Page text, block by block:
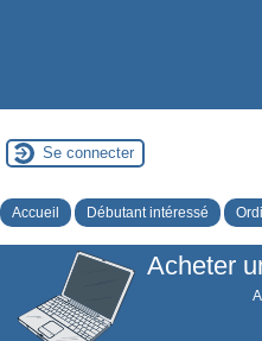
Se connecter
Accueil Débutant intéressé
Acheter